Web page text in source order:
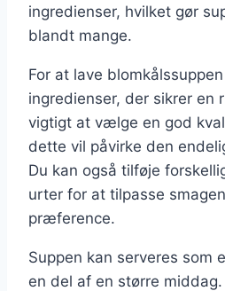
ingredienser, hvilket gør
blandt mange.
For at lave
ingredienser, der sikrer en
vigtigt at vælge en god
dette vil påvirke den
Du kan også tilføje
urter for at tilpasse
præference.
Suppen kan serveres som
en del af en større